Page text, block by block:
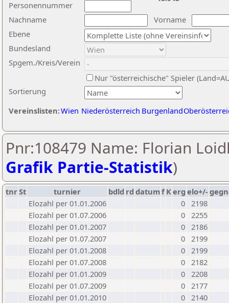
Nachname
Vorname
Ebene
Sortierung
Personennummer
Bundesland
Spgem./Kreis/Verein
Nur "österreichische" Spieler
Vereinslisten:Wien Niederösterreich Burgenland
Pnr:108479 Name: Florian
Grafik Partie-Statistik)
tnrSt turnier bdld rd datumf Kerg elo+/-
Elozahl per 01.01.2006
0 2198
Elozahl per 01.07.2006
0 2255
Elozahl per 01.01.2007
0 2186
Elozahl per 01.07.2007
0 2199
Elozahl per 01.01.2008
0 2199
Elozahl per 01.07.2008
0 2182
Elozahl per 01.01.2009
0 2208
Elozahl per 01.07.2009
0 2177
Elozahl per 01.01.2010
0 2140